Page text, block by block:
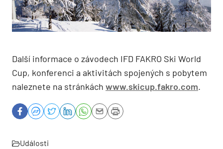
Další informace o závodech IFD FAKRO Ski World
Cup, konferenci a aktivitách spojených s pobytem
naleznete na stránkách www.skicup.fakro.com.
Události